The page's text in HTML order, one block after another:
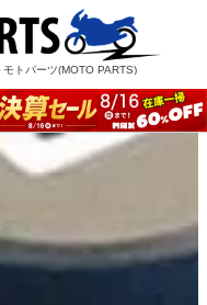
トパーツ(MOTO PARTS)